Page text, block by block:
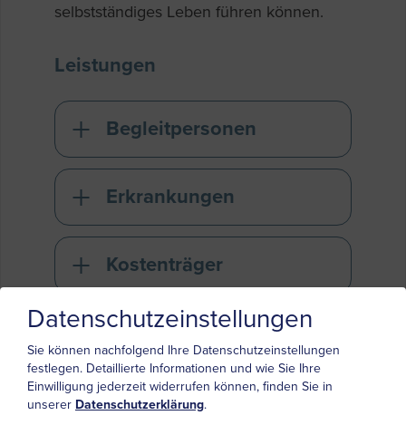
selbstständiges Leben führen können.
Leistungen
Begleitpersonen
Erkrankungen
Kostenträger
Medizinische
Angebote
Datenschutzeinstellungen
Sie können nachfolgend Ihre Datenschutzeinstellungen
festlegen. Detaillierte Informationen und wie Sie Ihre
Einwilligung jederzeit widerrufen können, finden Sie in
unserer Datenschutzerklärung.